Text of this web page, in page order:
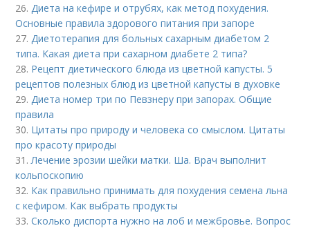
26. Диета на кефире и отрубях, как метод похудения.
Основные правила здорового питания при запоре
27. Диетотерапия для больных сахарным диабетом 2
типа. Какая диета при сахарном диабете 2 типа?
28. Рецепт диетического блюда из цветной капусты. 5
рецептов полезных блюд из цветной капусты в духовке
29. Диета номер три по Певзнеру при запорах. Общие
правила
30. Цитаты про природу и человека со смыслом. Цитаты
про красоту природы
31. Лечение эрозии шейки матки. Ша. Врач выполнит
кольпоскопию
32. Как правильно принимать для похудения семена льна
с кефиром. Как выбрать продукты
33.Сколько диспорта нужно на лоб и межбровье. Вопрос